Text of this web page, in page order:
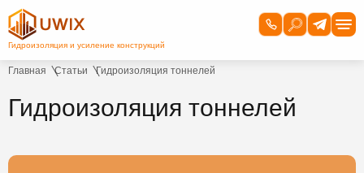
Главная Статьи Гидроизоляция тоннелей
Гидроизоляция тоннелей